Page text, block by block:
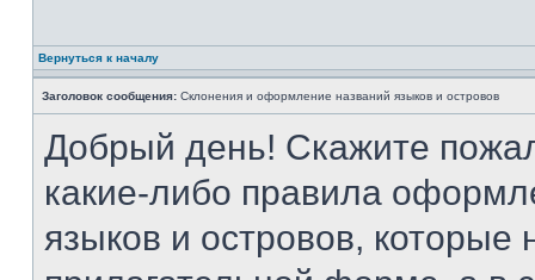
Вернуться к началу
Заголовок сообщения: Склонения и оформление названий языков и островов
Добрый день! Скажите
какие-либо правила
языков и островов, которые